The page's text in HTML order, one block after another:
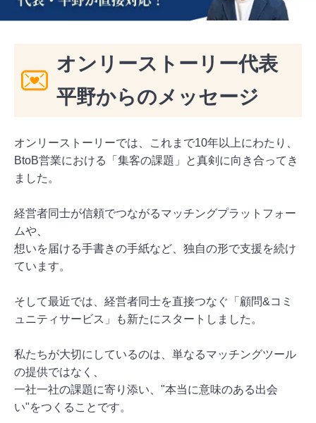
オンリーストーリー代表
平野からのメッセージ
オンリーストーリーでは、これまで10年以上にわたり、
BtoB営業における「集客の課題」と真剣に向き合ってき
ました。
経営者同士が信頼でつながるマッチングプラットフォー
ムや、
想いを届ける手書きの手紙など、独自の形で支援を続け
ています。
そして最近では、経営者同士を直接つなぐ「顧問&コミ
ュニティサービス」も新たにスタートしました。
私たちが大切にしているのは、単なるマッチングツール
の提供ではなく、
一社一社の課題に寄り添い、"本当に意味のある出会
い"をつくることです。